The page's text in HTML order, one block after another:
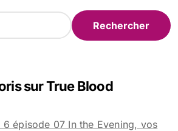
sur True Blood
6 épisode 07 In the Evening, vos